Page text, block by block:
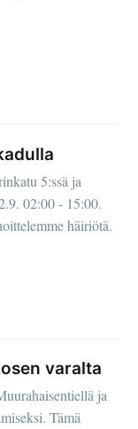
5:ssä ja
02:00 - 15:00.
häiriötä.
varalta
ja
Tämä